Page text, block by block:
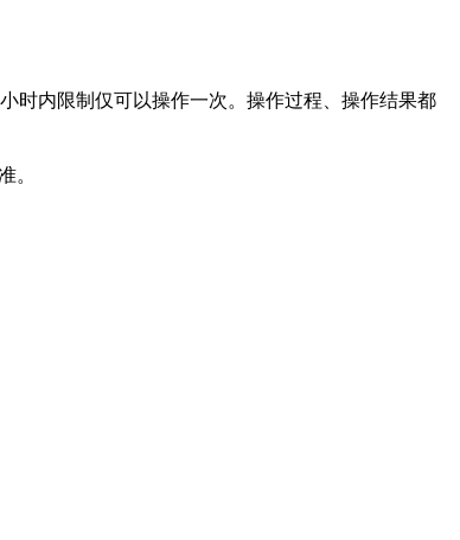
时内限制仅可以操作一次。操作过程、操作结果都
。